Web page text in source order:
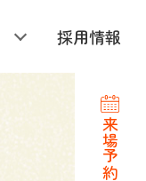
採用情報
来場予約